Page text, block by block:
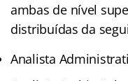
ambas de nível
distribuídas da
Analista